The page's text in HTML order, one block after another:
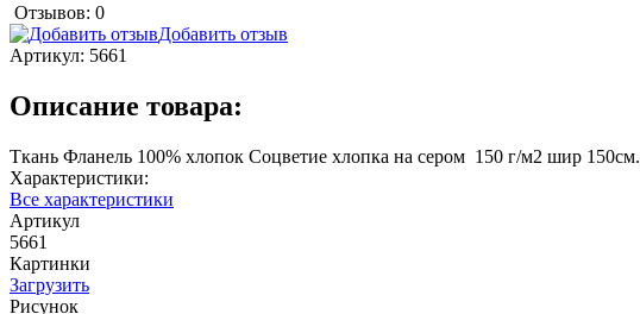
Отзывов: 0
Добавить отзыв
Артикул: 5661
Описание товара:
Ткань Фланель 100% хлопок Соцветие хлопка на сером 150 г/м2 шир 150см.
Характеристики:
Все характеристики
Артикул
5661
Картинки
Загрузить
Рисунок